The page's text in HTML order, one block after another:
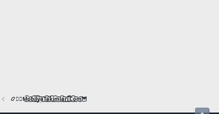
📿🧙‍♂️M͜͡o͜͡b͜͡i͜͡l͜͡y͜͡a͜͡T͜͡a͜͡k͜͡i͜͡m͜͡l͜͡a͜͡r͜͡i͜͡.͜͡C͜͡o͜͡m͜͡🦉